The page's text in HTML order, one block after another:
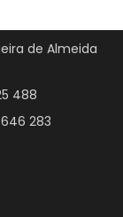
de Almeida
488
283